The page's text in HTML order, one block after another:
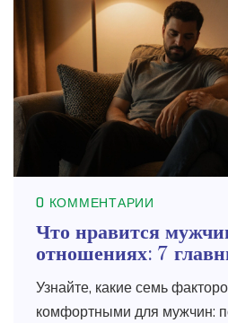
0 КОММЕНТАРИИ
Что нравится
отношениях: 7
Узнайте, какие семь
комфортными для мужчин: